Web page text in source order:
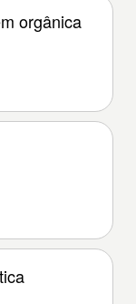
orgânica